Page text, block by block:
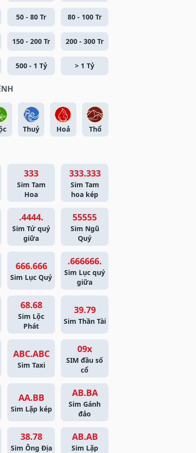
50 - 80 Tr 80 - 100 Tr
150 - 200 Tr 200 - 300 Tr
500 - 1 Tỷ > 1 Tỷ
Thuỷ Hoả Thổ
333
Sim Tam
Hoa
333.333
Sim Tam
hoa kép
.4444.
Sim Tứ quý
giữa
55555
Sim Ngũ
Quý
666.666
Sim Lục Quý
.666666.
Sim Lục quý
giữa
68.68
Sim Lộc
Phát
39.79
Sim Thần Tài
ABC.ABC
Sim Taxi
09x
SIM đầu số
cổ
AA.BB
Sim Lặp kép
AB.BA
Sim Gánh
đảo
38.78
Sim Ông Địa
AB.AB
Sim Lặp